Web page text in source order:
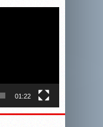
01:22